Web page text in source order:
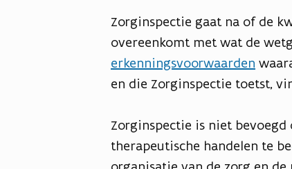
Zorginspectie gaat na of de
overeenkomt met wat de
erkenningsvoorwaarden
en die Zorginspectie toetst,
Zorginspectie is niet
therapeutische handelen te